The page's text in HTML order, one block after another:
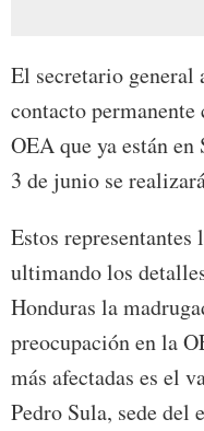
El secretario general
contacto permanente
OEA que ya están
3 de junio se
Estos
ultimando los
Honduras la
preocupación en la
más afectadas es el
Pedro Sula, sede del